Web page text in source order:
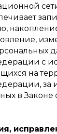
с
на
за
в